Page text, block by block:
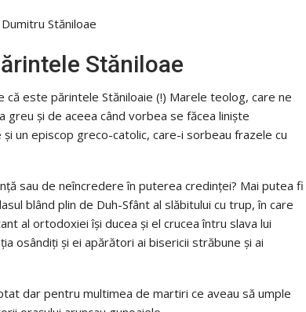
Stăniloae
este părintele Stăniloaie (!) Marele teolog, care ne
şi de aceea când vorbea se făcea linişte
un episcop greco-catolic, care-i sorbeau frazele cu
sau de neîncredere în puterea credinţei? Mai putea fi
blând plin de Duh-Sfânt al slăbitului cu trup, în care
al ortodoxiei își ducea şi el crucea întru slava lui
osândiţi şi ei apărători ai bisericii străbune şi ai
dar pentru multimea de martiri ce aveau să umple